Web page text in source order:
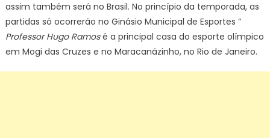
assim também será no Brasil. No princípio da temporada, as
partidas só ocorrerão no Ginásio Municipal de Esportes “
Professor Hugo Ramosé a principal casa do esporte olímpico
em Mogi das Cruzes e no Maracanãzinho, no Rio de Janeiro.